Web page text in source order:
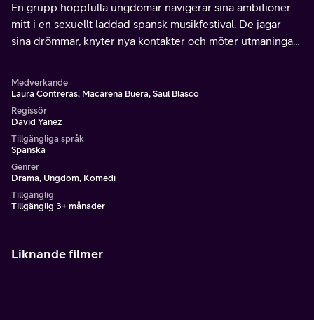
En grupp hoppfulla ungdomar navigerar sina ambitioner
mitt i en sexuellt laddad spansk musikfestival. De jagar
sina drömmar, knyter nya kontakter och möter utmaningar
Medverkande
Laura Contreras, Macarena Buera, Saúl Blasco
Regissör
David Yanez
Tillgängliga språk
Spanska
Genrer
Drama, Ungdom, Komedi
Tillgänglig
Tillgänglig 3+ månader
Liknande filmer